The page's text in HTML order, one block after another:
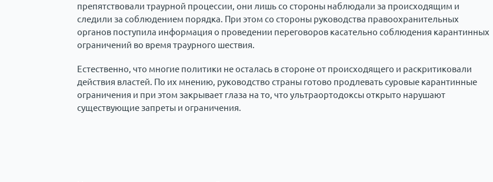
препятствовали траурной процессии, они лишь со стороны наблюдали за происходящим и
следили за соблюдением порядка. При этом со стороны руководства правоохранительных
органов поступила информация о проведении переговоров касательно соблюдения карантинных
ограничений во время траурного шествия.
Естественно, что многие политики не осталась в стороне от происходящего и раскритиковали
действия властей. По их мнению, руководство страны готово продлевать суровые карантинные
ограничения и при этом закрывает глаза на то, что ультраортодоксы открыто нарушают
существующие запреты и ограничения.